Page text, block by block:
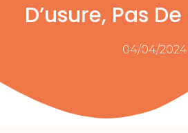
Regroupement de crédit
D’usure, Pas
04/04/2024